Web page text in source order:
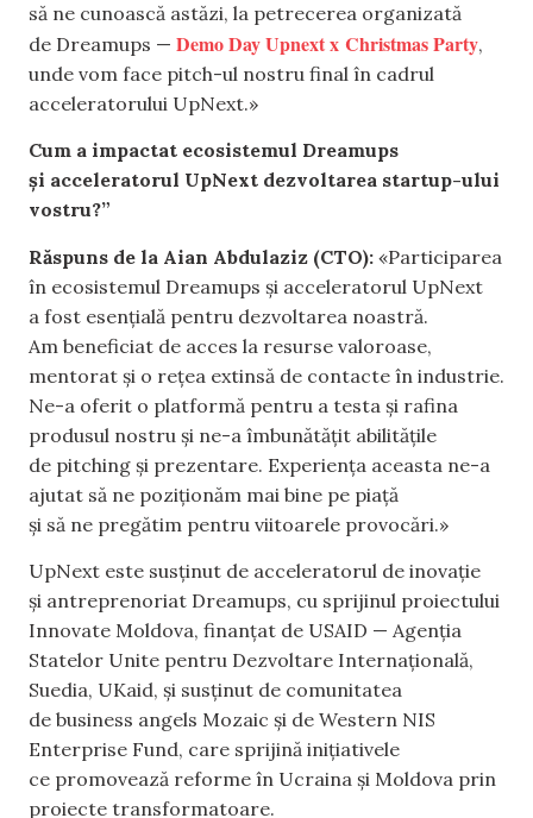
să ne cunoască astăzi, la petrecerea organizată
de Dreamups — Demo Day Upnext x Christmas Party,
unde vom face pitch-ul nostru final în cadrul
acceleratorului UpNext.»
Cum a impactat ecosistemul Dreamups
și acceleratorul UpNext dezvoltarea startup-ului
vostru?”
Răspuns de la Aian Abdulaziz (CTO): «Participarea
în ecosistemul Dreamups și acceleratorul UpNext
a fost esențială pentru dezvoltarea noastră.
Am beneficiat de acces la resurse valoroase,
mentorat și o rețea extinsă de contacte în industrie.
Ne-a oferit o platformă pentru a testa și rafina
produsul nostru și ne-a îmbunătățit abilitățile
de pitching și prezentare. Experiența aceasta ne-a
ajutat să ne poziționăm mai bine pe piață
și să ne pregătim pentru viitoarele provocări.»
UpNext este susținut de acceleratorul de inovație
și antreprenoriat Dreamups, cu sprijinul proiectului
Innovate Moldova, finanțat de USAID — Agenția
Statelor Unite pentru Dezvoltare Internațională,
Suedia, UKaid, și susținut de comunitatea
de business angels Mozaic și de Western NIS
Enterprise Fund, care sprijină inițiativele
ce promovează reforme în Ucraina și Moldova prin
proiecte transformatoare.